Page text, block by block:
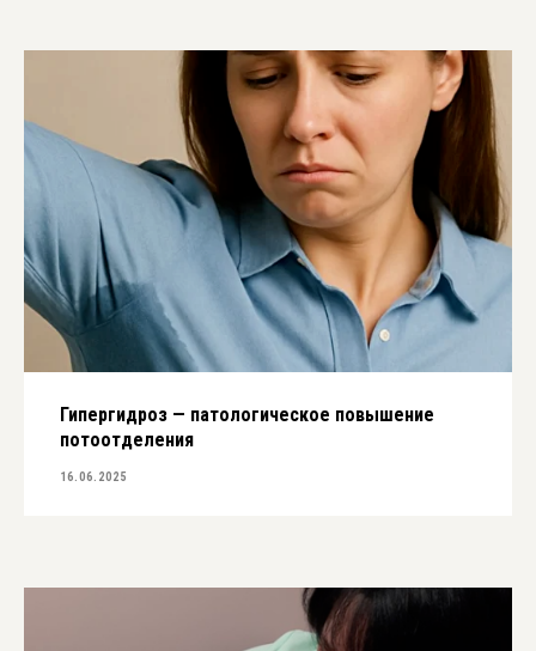
Гипергидроз — патологическое повышение
потоотделения
16.06.2025